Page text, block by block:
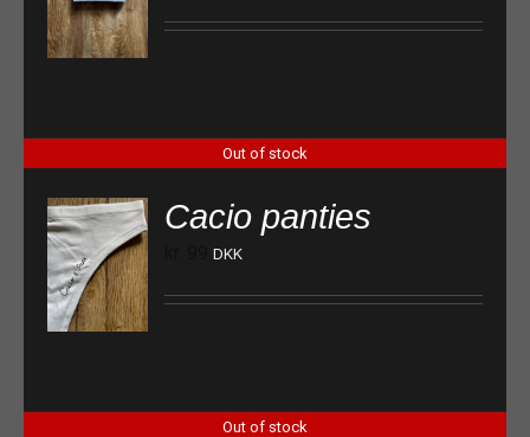
Out of stock
Cacio panties
DKK
Out of stock